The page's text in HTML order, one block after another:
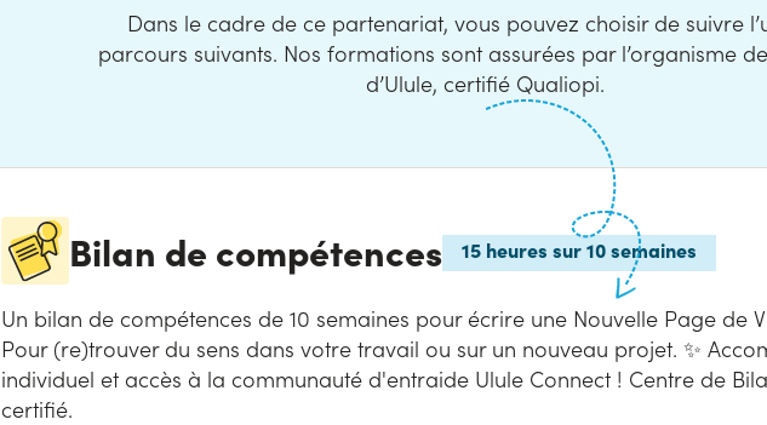
Dans le cadre de ce partenariat, vous pouvez choisir de suivre
parcours suivants. Nos formations sont assurées par l’organisme
d’Ulule, certifié Qualiopi.
Bilan de compétences 15 heures sur 10 semaines
Un bilan de compétences de 10 semaines pour écrire une Nouvelle Page de
Pour (re)trouver du sens dans votre travail ou sur un nouveau projet. ✨
individuel et accès à la communauté d'entraide Ulule Connect ! Centre de
certifié.